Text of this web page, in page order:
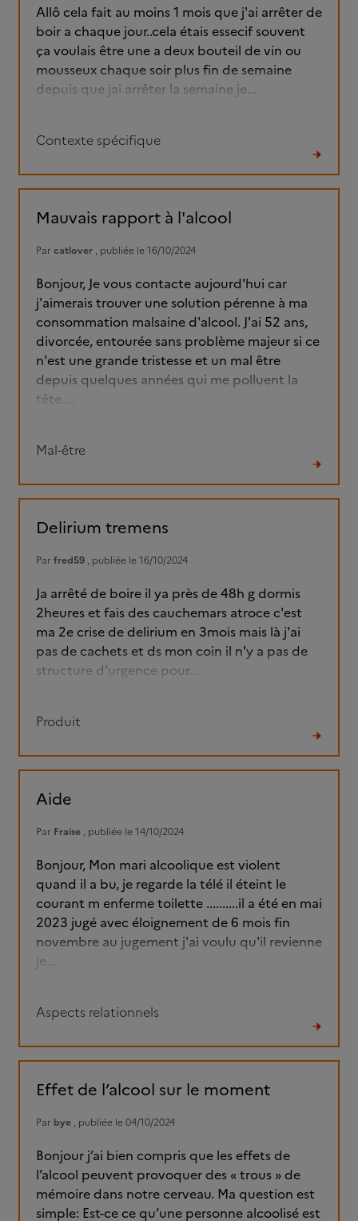
Allô cela fait au moins 1 mois que j'ai arrêter de
boir a chaque jour..cela étais essecif souvent
ça voulais être une a deux bouteil de vin ou
mousseux chaque soir plus fin de semaine
depuis que jai arrêter la semaine je...
Contexte spécifique
le
Mauvais rapport à l'alcool
Par catlover , publiée le 16/10/2024
Bonjour, Je vous contacte aujourd'hui car
j'aimerais trouver une solution pérenne à ma
consommation malsaine d'alcool. J'ai 52 ans,
divorcée, entourée sans problème majeur si ce
n'est une grande tristesse et un mal être
depuis quelques années qui me polluent la
tête....
Mal-être
le
Delirium tremens
Par fred59 , publiée le 16/10/2024
Ja arrêté de boire il ya près de 48h g dormis
2heures et fais des cauchemars atroce c'est
ma 2e crise de delirium en 3mois mais là j'ai
pas de cachets et ds mon coin il n'y a pas de
structure d'urgence pour...
Produit
le
Aide
Par Fraise , publiée le 14/10/2024
Bonjour, Mon mari alcoolique est violent
quand il a bu, je regarde la télé il éteint le
courant m enferme toilette ..........il a été en mai
2023 jugé avec éloignement de 6 mois fin
novembre au jugement j'ai voulu qu'il revienne
je...
Aspects relationnels
le
Effet de l’alcool sur le moment
Par bye , publiée le 04/10/2024
Bonjour j’ai bien compris que les effets de
l’alcool peuvent provoquer des « trous » de
mémoire dans notre cerveau. Ma question est
simple: Est-ce ce qu’une personne alcoolisé est